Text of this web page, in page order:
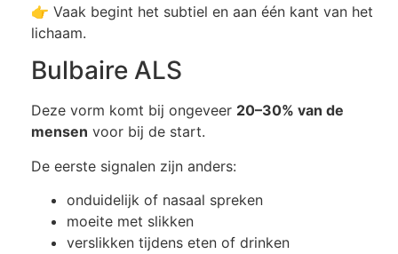
👉 Vaak begint het subtiel en aan één kant van het
lichaam.
Bulbaire ALS
Deze vorm komt bij ongeveer 20–30% van de
mensen voor bij de start.
De eerste signalen zijn anders:
onduidelijk of nasaal spreken
moeite met slikken
verslikken tijdens eten of drinken